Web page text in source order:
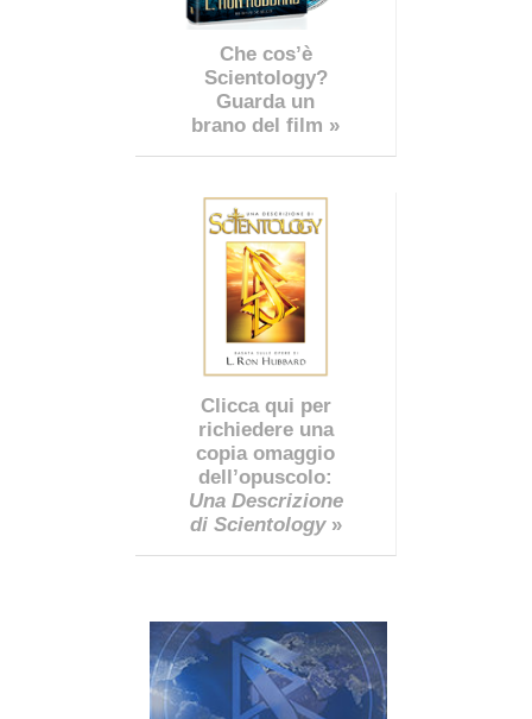
Che cos’è
Scientology?
Guarda un
brano del film »
Clicca qui per
richiedere una
copia omaggio
dell’opuscolo:
Una Descrizione
di Scientology»